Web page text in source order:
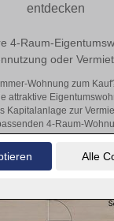
Alle
entdecken
4-Raum-
oder
Wohnung zum
attraktive
Kapitalanlage zur
4-Raum-